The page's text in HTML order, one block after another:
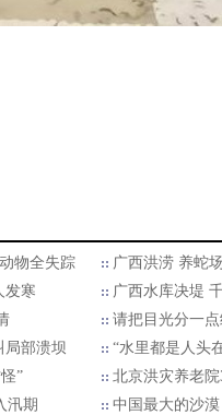
物全失踪
广西洪涝 养蛇
发寒
广西水库决堤
请把目光分一
局部溃坝
“水里都是人头
”
北京洪灾养老
汛期
中国最大的沙